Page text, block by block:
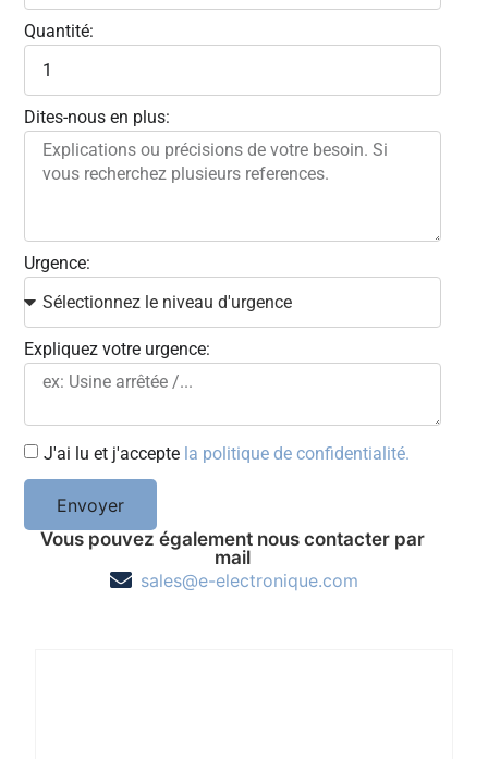
Quantité:
Dites-nous en plus:
Urgence:
Expliquez votre urgence:
J'ai lu et j'accepte la politique de confidentialité.
Envoyer
Vous pouvez également nous contacter par
mail
sales@e-electronique.com